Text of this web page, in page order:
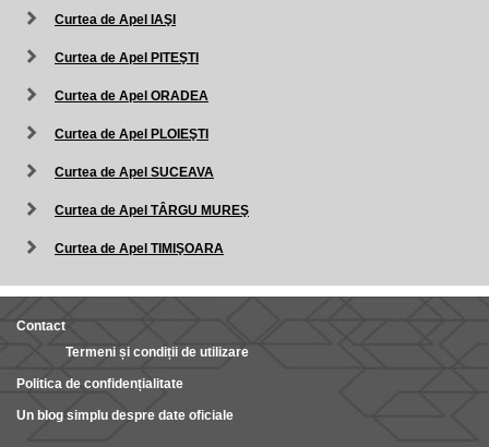
Curtea de Apel IAŞI
Curtea de Apel PITEŞTI
Curtea de Apel ORADEA
Curtea de Apel PLOIEŞTI
Curtea de Apel SUCEAVA
Curtea de Apel TÂRGU MUREŞ
Curtea de Apel TIMIŞOARA
Contact
Termeni și condiții de utilizare
Politica de confidențialitate
Un blog simplu despre date oficiale